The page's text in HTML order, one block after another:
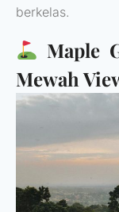
berkelas.
Maple
Mewah